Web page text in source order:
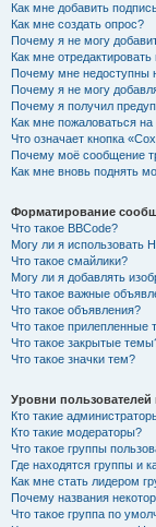
Как мне добавить
Как мне создать опрос?
Почему я не могу
Как мне
Почему мне недоступны
Почему я не могу
Почему я получил
Как мне пожаловаться
Что означает кнопка
Почему моё сообщение
Как мне вновь поднять
Форматирование
Что такое BBCode?
Могу ли я использовать
Что такое смайлики?
Могу ли я добавлять
Что такое важные
Что такое объявления?
Что такое прилепленные
Что такое закрытые
Что такое значки тем?
Уровни пользователей
Кто такие
Кто такие модераторы?
Что такое группы
Где находятся группы и
Как мне стать лидером
Почему названия
Что такое группа по